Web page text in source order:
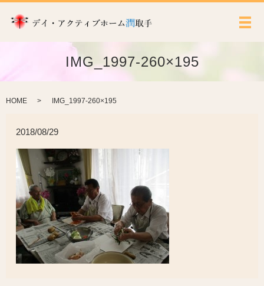
メ
IMG_1997-260×195
HOME IMG_1997-260×195
2018/08/29